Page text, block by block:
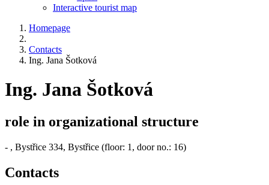
Interactive tourist map
Homepage
Contacts
Ing. Jana Šotková
Ing. Jana Šotková
role in organizational structure
- , Bystřice 334, Bystřice (floor: 1, door no.: 16)
Contacts